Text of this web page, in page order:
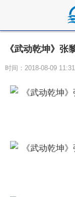
《武动乾坤》
时间：2018-08-09